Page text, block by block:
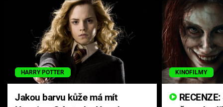
HARRY POTTER
Jakou barvu kůže má mít
KINOFILMY